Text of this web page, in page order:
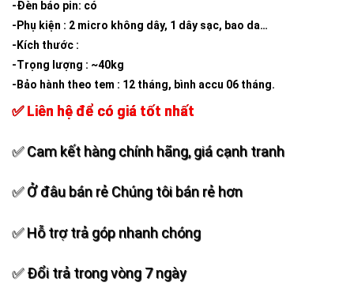
-Đèn báo pin: có
-Phụ kiện : 2 micro không dây, 1 dây sạc, bao da…
-Kích thước :
-Trọng lượng : ~40kg
-Bảo hành theo tem : 12 tháng, bình accu 06 tháng.
✅ Liên hệ để có giá tốt nhất
✅ Cam kết hàng chính hãng, giá cạnh tranh
✅ Ở đâu bán rẻ Chúng tôi bán rẻ hơn
✅ Hỗ trợ trả góp nhanh chóng
✅ Đổi trả trong vòng 7 ngày